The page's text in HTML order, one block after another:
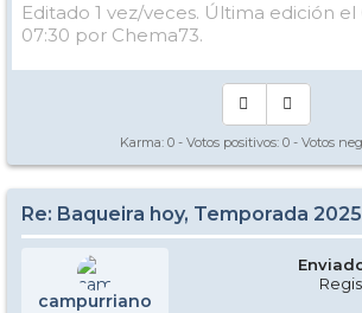
Editado 1 vez/veces. Última edición el
07:30 por Chema73.
Karma: 0 - Votos positivos: 0 - Votos
Re: Baqueira hoy, Temporada
campurriano